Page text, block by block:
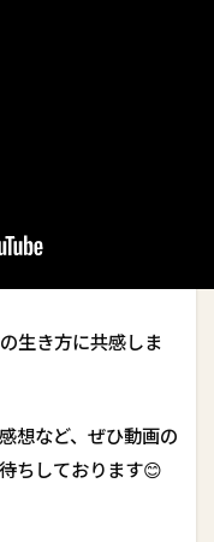
生き方に共感しま
想など、ぜひ動画の
ちしております😊